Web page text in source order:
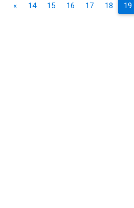
« 14 15 16 17 18 19